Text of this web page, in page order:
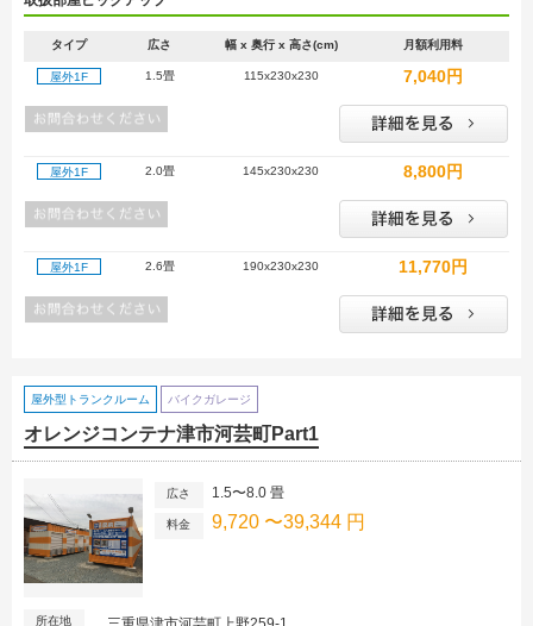
タイプ 広さ 幅 x 奥行 x 高さ(cm) 月額利用料
屋外1F 1.5畳 115x230x230 7,040円
屋外1F 2.0畳 145x230x230 8,800円
屋外1F 2.6畳 190x230x230 11,770円
屋外型トランクルーム バイクガレージ
オレンジコンテナ津市河芸町Part1
広さ 1.5〜8.0 畳
料金 9,720 〜39,344 円
所在地